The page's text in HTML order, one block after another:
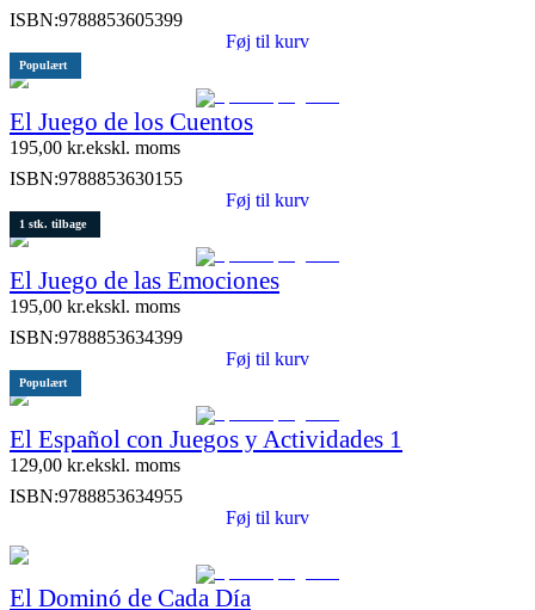
ISBN:9788853605399
Føj til kurv
Populært
El Juego de los Cuentos
195,00 kr.ekskl. moms
ISBN:9788853630155
Føj til kurv
1 stk. tilbage
El Juego de las Emociones
195,00 kr.ekskl. moms
ISBN:9788853634399
Føj til kurv
Populært
El Español con Juegos y Actividades 1
129,00 kr.ekskl. moms
ISBN:9788853634955
Føj til kurv
El Dominó de Cada Día